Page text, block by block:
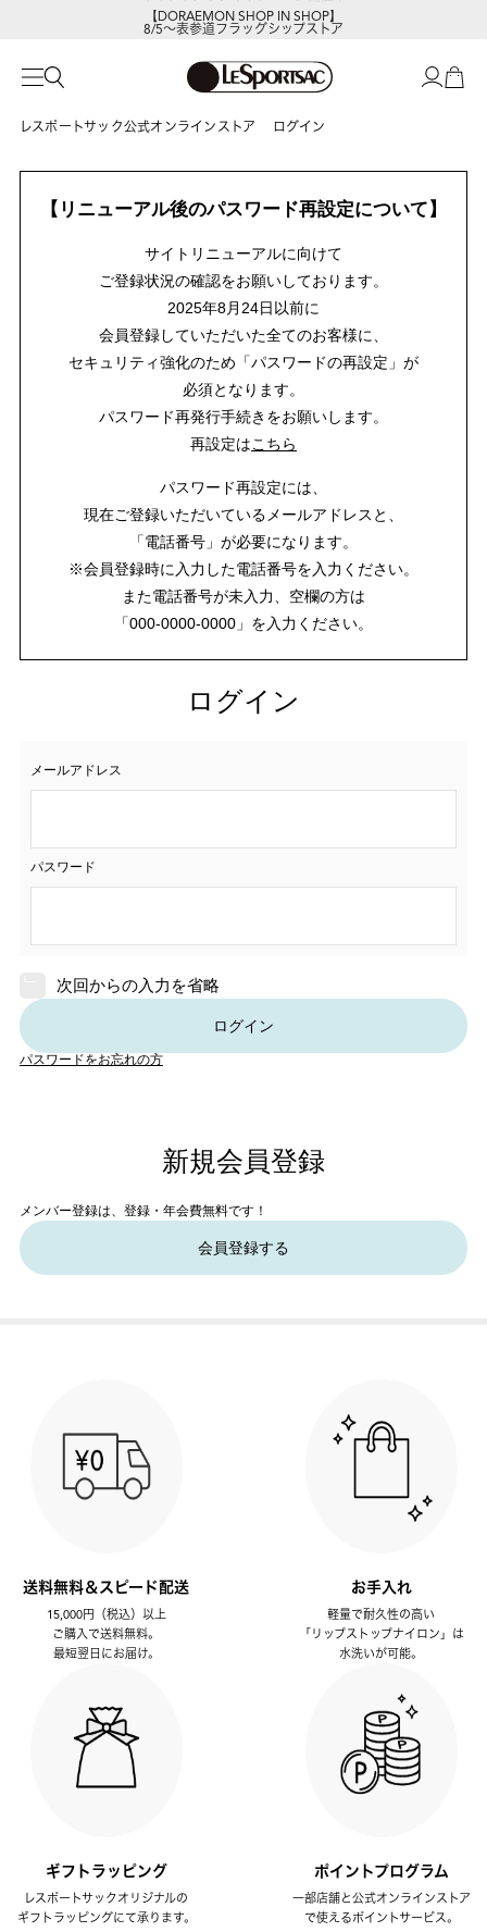
【DORAEMON SHOP IN SHOP】
8/5～表参道フラッグシップストア
レスポートサック公式オンラインストア ログイン
【リニューアル後のパスワード再設定について】
サイトリニューアルに向けて
ご登録状況の確認をお願いしております。
2025年8月24日以前に
会員登録していただいた全てのお客様に、
セキュリティ強化のため「パスワードの再設定」が
必須となります。
パスワード再発行手続きをお願いします。
再設定はこちら
パスワード再設定には、
現在ご登録いただいているメールアドレスと、
「電話番号」が必要になります。
※会員登録時に入力した電話番号を入力ください。
また電話番号が未入力、空欄の方は
「000-0000-0000」を入力ください。
ログイン
メールアドレス
パスワード
次回からの入力を省略
ログイン
パスワードをお忘れの方
新規会員登録
メンバー登録は、登録・年会費無料です！
会員登録する
送料無料＆スピード配送
15,000円（税込）以上
ご購入で送料無料。
最短翌日にお届け。
お手入れ
軽量で耐久性の高い
「リップストップナイロン」は
水洗いが可能。
ギフトラッピング
レスポートサックオリジナルの
ギフトラッピングにて承ります。
ポイントプログラム
一部店舗と公式オンラインストア
で使えるポイントサービス。